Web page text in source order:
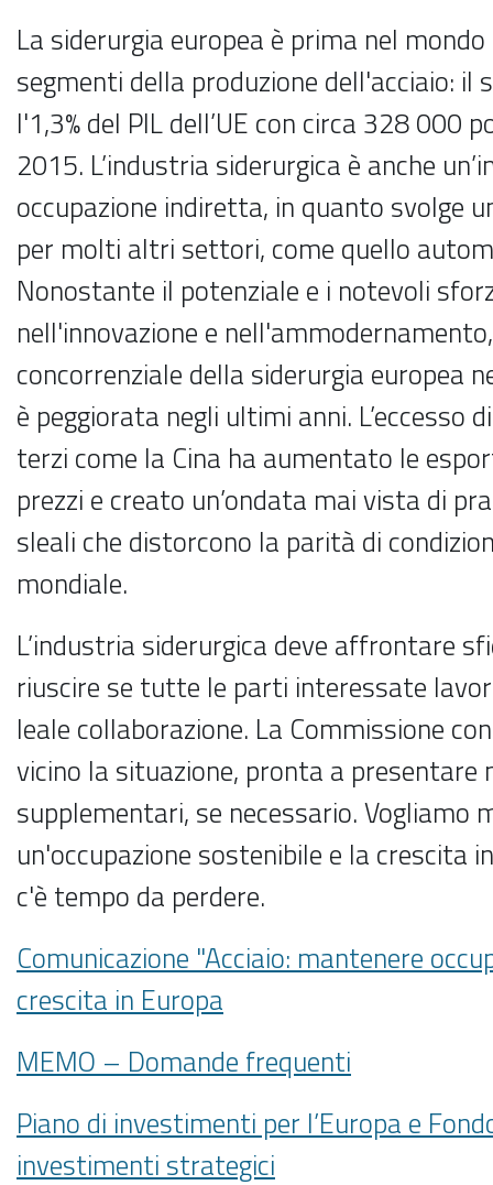
La siderurgia europea è prima nel
segmenti della produzione dell'acciaio:
l'1,3% del PIL dell’UE con circa 328 000
2015. L’industria siderurgica è anche
occupazione indiretta, in quanto svolge
per molti altri settori, come quello
Nonostante il potenziale e i notevoli
nell'innovazione e
concorrenziale della siderurgia europea
è peggiorata negli ultimi anni. L’eccesso
terzi come la Cina ha aumentato le
prezzi e creato un’ondata mai vista di
sleali che distorcono la parità di
mondiale.
L’industria siderurgica deve affrontare
riuscire se tutte le parti interessate
leale collaborazione. La Commissione
vicino la situazione, pronta a presentare
supplementari, se necessario. Vogliamo
un'occupazione sostenibile e la crescita
c'è tempo da perdere.
Comunicazione "Acciaio: mantenere
crescita in Europa
MEMO – Domande frequenti
Piano di investimenti per l’Europa e
investimenti strategici